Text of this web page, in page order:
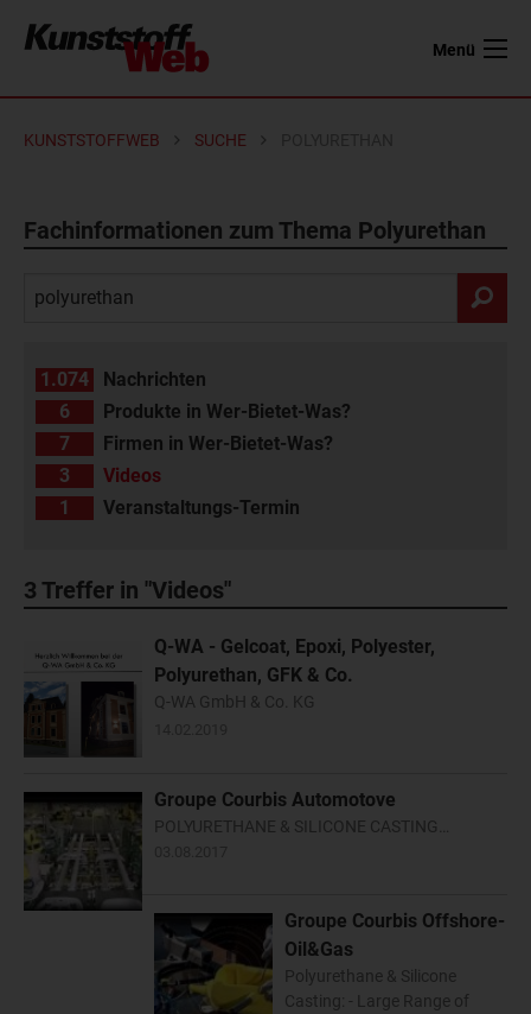
Menü
KUNSTSTOFFWEB SUCHE
Fachinformationen zum Thema Polyurethan
1.074
Nachrichten
6
Produkte in Wer-Bietet-Was?
7
Firmen in Wer-Bietet-Was?
3
Videos
1
Veranstaltungs-Termin
3 Treffer in "Videos"
Q-WA - Gelcoat, Epoxi, Polyester,
Polyurethan, GFK & Co.
Q-WA GmbH & Co. KG
Groupe Courbis Automotove
POLYURETHANE & SILICONE CASTING…
Groupe Courbis Offshore-
Oil&Gas
Polyurethane & Silicone
Casting: - Large Range of